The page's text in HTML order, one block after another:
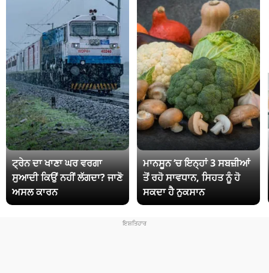
ਟ੍ਰੇਨ ਦਾ ਖਾਣਾ ਘਰ ਵਰਗਾ
ਸੁਆਦੀ ਕਿਉਂ ਨਹੀਂ ਲੱਗਦਾ? ਜਾਣੋ
ਅਸਲ ਕਾਰਨ
ਮਾਨਸੂਨ ‘ਚ ਇਨ੍ਹਾਂ 3 ਸਬਜ਼ੀਆਂ
ਤੋਂ ਰਹੋ ਸਾਵਧਾਨ, ਸਿਹਤ ਨੂੰ ਹੋ
ਸਕਦਾ ਹੈ ਨੁਕਸਾਨ